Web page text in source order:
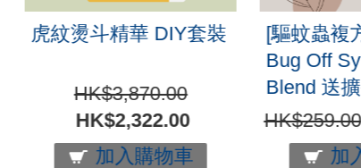
虎紋燙斗精華 DIY套裝
HK$3,870.00
HK$2,322.00
加入購物車
[驅蚊蟲複
Bug Off
Blend 送
HK$259.00
加